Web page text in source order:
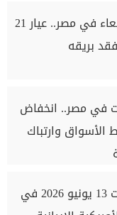
أسعار الذهب اليوم الأربعاء في مصر.. عيار 21
بريقه
في مصر.. انخفاض
وارتباك
سعر الدولار اليوم السبت 13 يونيو 2026 في